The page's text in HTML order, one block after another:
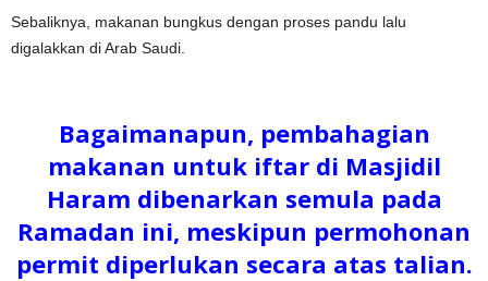
Sebaliknya, makanan bungkus dengan proses pandu lalu
digalakkan di Arab Saudi.
Bagaimanapun, pembahagian
makanan untuk iftar di Masjidil
Haram dibenarkan semula pada
Ramadan ini, meskipun permohonan
permit diperlukan secara atas talian.